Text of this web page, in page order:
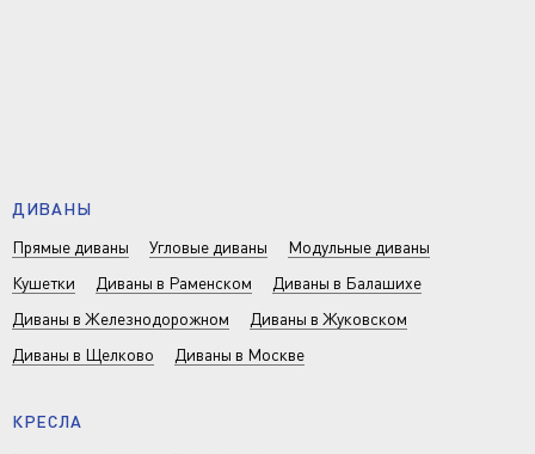
ДИВАНЫ
Прямые диваны
Угловые диваны
Модульные диваны
Кушетки
Диваны в Раменском
Диваны в Балашихе
Диваны в Железнодорожном
Диваны в Жуковском
Диваны в Щелково
Диваны в Москве
КРЕСЛА